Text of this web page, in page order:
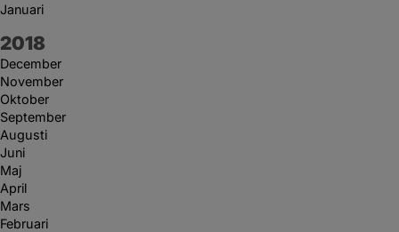
Januari
År:
2018
December
November
Oktober
September
Augusti
Juni
Maj
April
Mars
Februari